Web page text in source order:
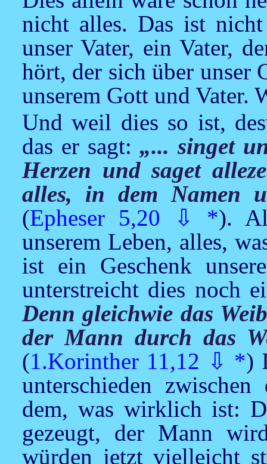
nicht alles. Das ist
unser Vater, ein Vater,
hört, der sich über unser
unserem Gott und Vater.
Und weil dies so ist,
das er sagt: „... singet
Herzen und saget
alles, in dem Namen
(Epheser 5,20 ⇩ *).
unserem Leben, alles,
ist ein Geschenk
unterstreicht dies noch
Denn gleichwie das
der Mann durch das
(1.Korinther 11,12 ⇩ *)
unterschieden
dem, was wirklich ist:
gezeugt, der Mann
würden jetzt vielleicht